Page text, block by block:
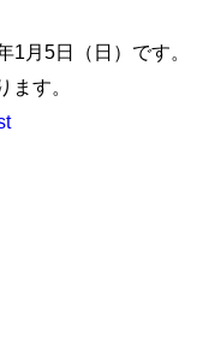
月5日（日）です。
す。